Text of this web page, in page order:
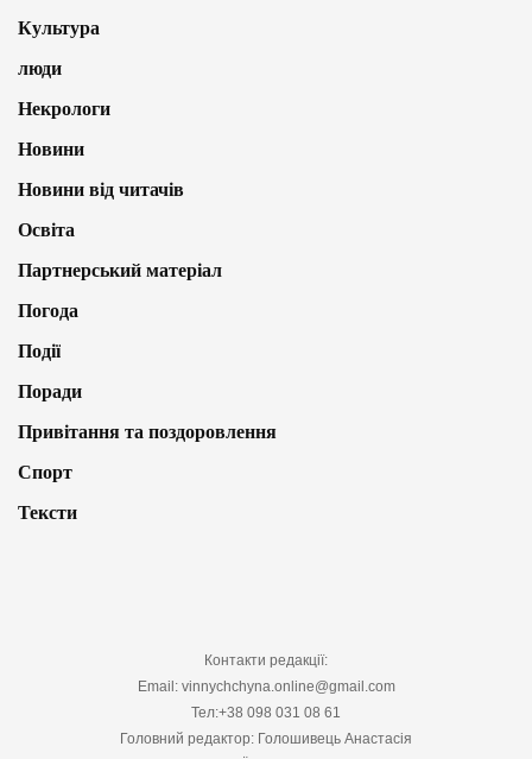
Культура
люди
Некрологи
Новини
Новини від читачів
Освіта
Партнерський матеріал
Погода
Події
Поради
Привітання та поздоровлення
Спорт
Тексти
Контакти редакції:
Email: vinnychchyna.online@gmail.com
Тел:+38 098 031 08 61
Головний редактор: Голошивець Анастасія